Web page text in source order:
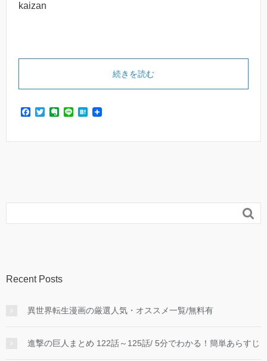
kaizan
続きを読む
F
e
T
t
E
r
L
e
H
e

Recent Posts
異世界転生漫画の厳選人気・オススメ一覧/無料有
進撃の巨人まとめ 122話～125話/ 5分でわかる！簡単あらすじ